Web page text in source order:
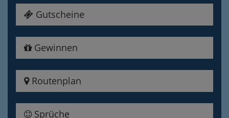
Gutscheine
Gewinnen
Routenplan
Sprüche